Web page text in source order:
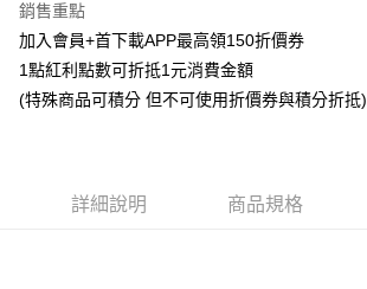
Apple Pay
悠遊付
貨到付款
銷售重點
加入會員+首下載APP最高領150折價券
1點紅利點數可折抵1元消費金額
(特殊商品可積分 但不可使用折價券與積分折抵)
詳細說明 商品規格